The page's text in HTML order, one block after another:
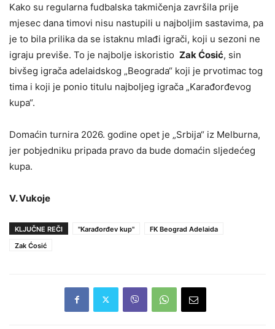
Kako su regularna fudbalska takmičenja završila prije
mjesec dana timovi nisu nastupili u najboljim sastavima, pa
je to bila prilika da se istaknu mlađi igrači, koji u sezoni ne
igraju previše. To je najbolje iskoristio Zak Ćosić, sin
bivšeg igrača adelaidskog „Beograda“ koji je prvotimac tog
tima i koji je ponio titulu najboljeg igrača „Karađorđevog
kupa“.
Domaćin turnira 2026. godine opet je „Srbija“ iz Melburna,
jer pobjedniku pripada pravo da bude domaćin sljedećeg
kupa.
V. Vukoje
KLJUČNE REČI "Karađorđev kup"
FK Beograd Adelaida
Zak Ćosić